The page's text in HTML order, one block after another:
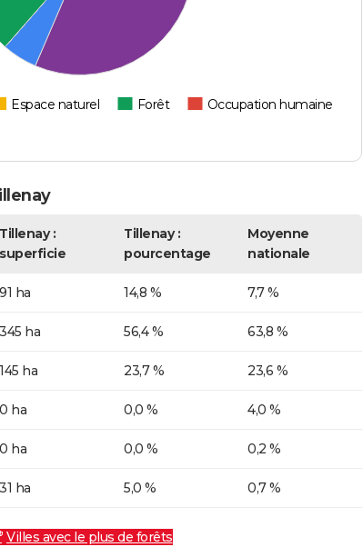
Espace naturel Forêt
Occupation humaine
Tillenay :
superficie
Tillenay :
pourcentage
Moyenne
nationale
91 ha 14,8 % 7,7 %
345 ha 56,4 % 63,8 %
145 ha 23,7 % 23,6 %
0 ha 0,0 % 4,0 %
0 ha 0,0 % 0,2 %
31 ha 5,0 % 0,7 %
Villes avec le plus de forêts